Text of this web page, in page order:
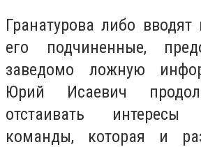
Гранатурова либо
его подчиненные,
заведомо ложную
Юрий Исаевич
отстаивать интересы
команды, которая и